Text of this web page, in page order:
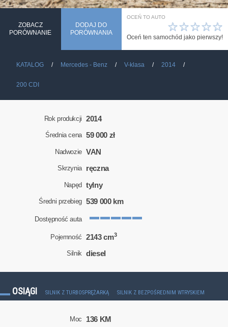
ZOBACZ
PORÓWNANIE
DODAJ DO
PORÓWNANIA
OCEŃ TO AUTO
☆
☆
☆
☆
☆
Oceń ten samochód jako pierwszy!
KATALOG Mercedes - Benz V-klasa 2014
200 CDI
Rok produkcji 2014
Średnia cena 59 000 zł
Nadwozie VAN
Skrzynia ręczna
Napęd tylny
Średni przebieg 539 000 km
Dostępność auta
Pojemność 2143 cm3
Silnik diesel
OSIĄGI SILNIK Z TURBOSPRĘŻARKĄ SILNIK Z BEZPOŚREDNIM WTRYSKIEM
Moc 136 KM